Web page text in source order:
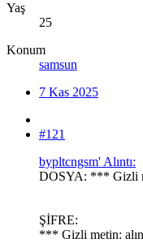
Yaş
25
Konum
samsun
7 Kas 2025
#121
bypltcngsm' Alıntı:
DOSYA: *** Gizli
ŞİFRE:
*** Gizli metin: